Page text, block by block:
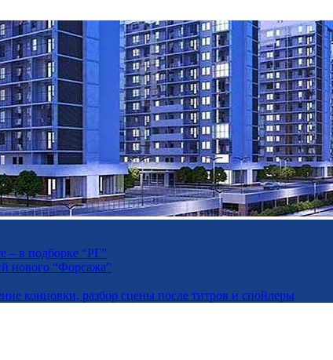
– в подборке “РГ”
нового “Форсажа”
концовки, разбор сцены после титров и спойлеры